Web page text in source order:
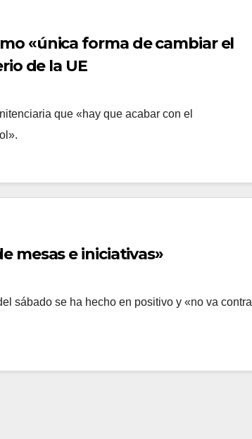
«única forma de cambiar el
de la UE
que «hay que acabar con el
mesas e iniciativas»
sábado se ha hecho en positivo y «no va contra